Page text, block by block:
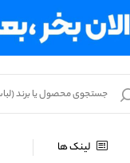
لینک ها